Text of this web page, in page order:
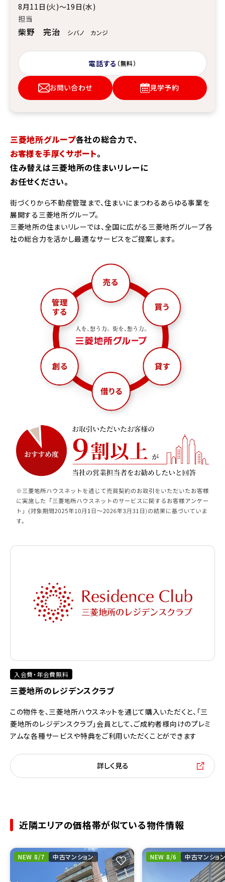
8月11日(火)～19日(水)
担当
柴野 完治 シバノ カンジ
電話する （無料）
お問い合わせ 見学予約
三菱地所グループ各社の総合力で、
お客様を手厚くサポート。
住み替えは三菱地所の住まいリレーに
お任せください。
街づくりから不動産管理まで、住まいにまつわるあらゆる事業を
展開する三菱地所グループ。
三菱地所の住まいリレーでは、全国に広がる三菱地所グループ各
社の総合力を活かし最適なサービスをご提案します。
入会費・年会費無料
三菱地所のレジデンスクラブ
この物件を、三菱地所ハウスネットを通じて購入いただくと、「三
菱地所のレジデンスクラブ」会員として、ご成約者様向けのプレミ
アムな各種サービスや特典をご利用いただくことができます
詳しく見る
近隣エリアの価格帯が似ている物件情報
NEW 8/7 中古マンション NEW 8/6 中古マンショ